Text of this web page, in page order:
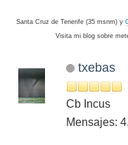
Santa Cruz de Tenerife (35 msnm) y
Visita mi blog sobre
txebas
Cb Incus
Mensajes: